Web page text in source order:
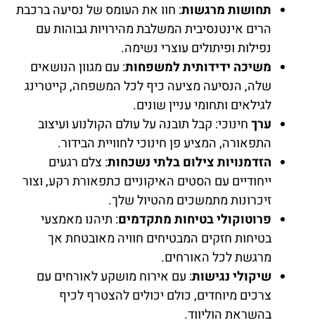
תחושות מרגשות: חוו את העומס של נסיעה ברכבת
הרים אינטנסיבית המשלבת מהירויות גבוהות עם
נפילות ופיתולים עוצרי נשימה.
משיכה ידידותית למשפחות: עם מגוון הנושאים
שלה, הנסיעה מציעה כיף לכל המשפחה, קייטרינג
לגילאים ותחומי עניין שונים.
ערךחינוכי: קבל תובנה על עולם הקולנוע ועיצוב
התפאורה, המציע פן חינוכי לחוויית הבידור.
הזדמנויות צילום בלתי נשכחות: צלם רגעים
ייחודיים עם הסטים האיקוניים כתפאורת רקע, וצור
זיכרונות מתמשכים מהטיול שלך.
פרוטוקולי בטיחות מתקדמים: תיהנו מאמצעי
בטיחות חזקים המבטיחים חוויה מאובטחת אך
מרגשת לכל האורחים.
שיקולי נגישות: עם אירוח מושקע לאורחים עם
צרכים מיוחדים, כולם יכולים להצטרף לכיף
בהשראת הוליווד.